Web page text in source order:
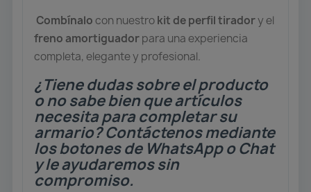
Combínalo con nuestrokit de perfil tiradory el
freno amortiguadorpara una experiencia
completa, elegante y profesional.
¿Tiene dudas sobre el producto
o no sabe bien que artículos
necesita para completar su
armario? Contáctenos mediante
los botones de WhatsApp o Chat
y le ayudaremos sin
compromiso.